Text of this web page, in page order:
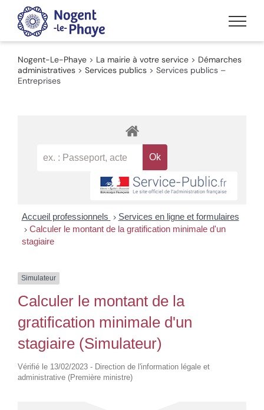
Passer
contenu
Nogent-Le-Phaye > La mairie à votre service > Démarches
administratives > Services publics > Services publics –
Entreprises
Accueil professionnels > Services en ligne et formulaires
> Calculer le montant de la gratification minimale d'un
stagiaire
Simulateur
Calculer le montant de la
gratification minimale d'un
stagiaire (Simulateur)
Vérifié le 13/02/2023 - Direction de l'information légale et
administrative (Première ministre)